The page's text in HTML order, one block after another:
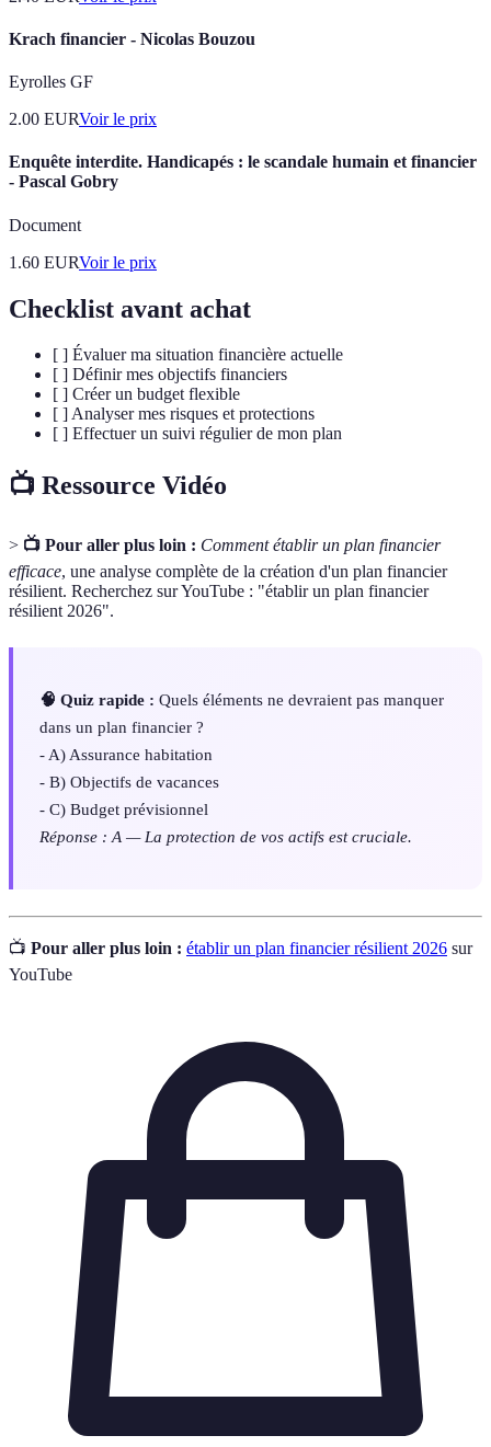
Krach financier - Nicolas Bouzou
Eyrolles GF
2.00 EURVoir le prix
Enquête interdite. Handicapés : le scandale humain et financier
- Pascal Gobry
Document
1.60 EURVoir le prix
Checklist avant achat
[ ] Évaluer ma situation financière actuelle
[ ] Définir mes objectifs financiers
[ ] Créer un budget flexible
[ ] Analyser mes risques et protections
[ ] Effectuer un suivi régulier de mon plan
📺 Ressource Vidéo
> 📺 Pour aller plus loin : Comment établir un plan financier
efficace, une analyse complète de la création d'un plan financier
résilient. Recherchez sur YouTube : "établir un plan financier
résilient 2026".
🧠 Quiz rapide : Quels éléments ne devraient pas manquer
dans un plan financier ?
- A) Assurance habitation
- B) Objectifs de vacances
- C) Budget prévisionnel
Réponse : A — La protection de vos actifs est cruciale.
📺 Pour aller plus loin : établir un plan financier résilient 2026 sur
YouTube